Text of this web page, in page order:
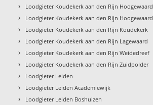
› Loodgieter Koudekerk aan den Rijn Hoogewaard
› Loodgieter Koudekerk aan den Rijn Hoogewaard
› Loodgieter Koudekerk aan den Rijn Koudekerk
› Loodgieter Koudekerk aan den Rijn Lagewaard
› Loodgieter Koudekerk aan den Rijn Weidedreef
› Loodgieter Koudekerk aan den Rijn Zuidpolder
› Loodgieter Leiden
› Loodgieter Leiden Academiewijk
› Loodgieter Leiden Boshuizen